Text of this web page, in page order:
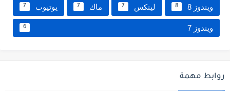
ويندوز 8 8 لينكس 7 ماك 7 يوتيوب 7
ويندوز 7 6
روابط مهمة